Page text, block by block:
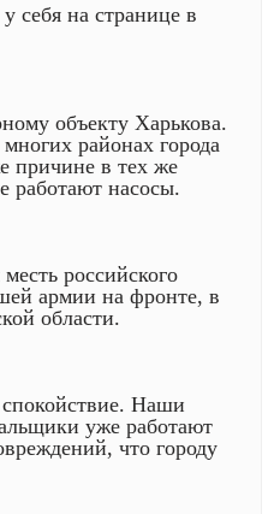
себя на странице в
объекту Харькова.
районах города
причине в тех же
работают насосы.
российского
армии на фронте, в
области.
Наши
уже работают
что городу